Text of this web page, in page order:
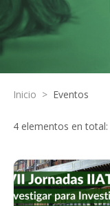
Inicio > Eventos
4 elementos en total: